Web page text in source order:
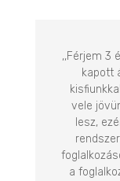
,,Férjem 3
kapott
vele
lesz,
a